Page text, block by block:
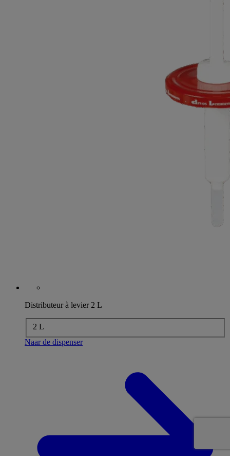
Distributeur à levier 2 L
2 L
Naar de dispenser